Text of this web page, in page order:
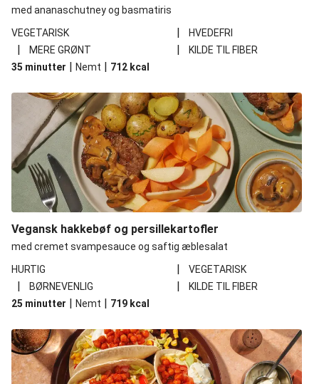
med ananaschutney og basmatiris
VEGETARISK
| HVEDEFRI
| MERE GRØNT |
KILDE TIL FIBER
35 minutter | Nemt | 712 kcal
Vegansk hakkebøf og persillekartofler
med cremet svampesauce og saftig æblesalat
HURTIG
| VEGETARISK
| BØRNEVENLIG |
KILDE TIL FIBER
25 minutter | Nemt | 719 kcal